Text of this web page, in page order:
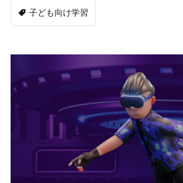
子ども向け学習